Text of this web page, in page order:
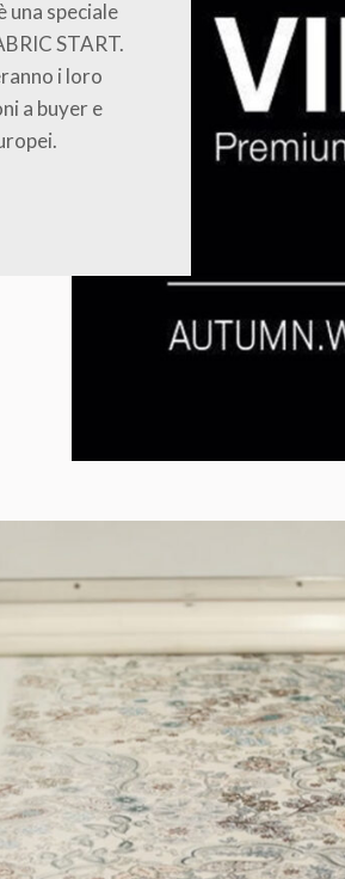
una speciale
START.
i loro
a buyer e